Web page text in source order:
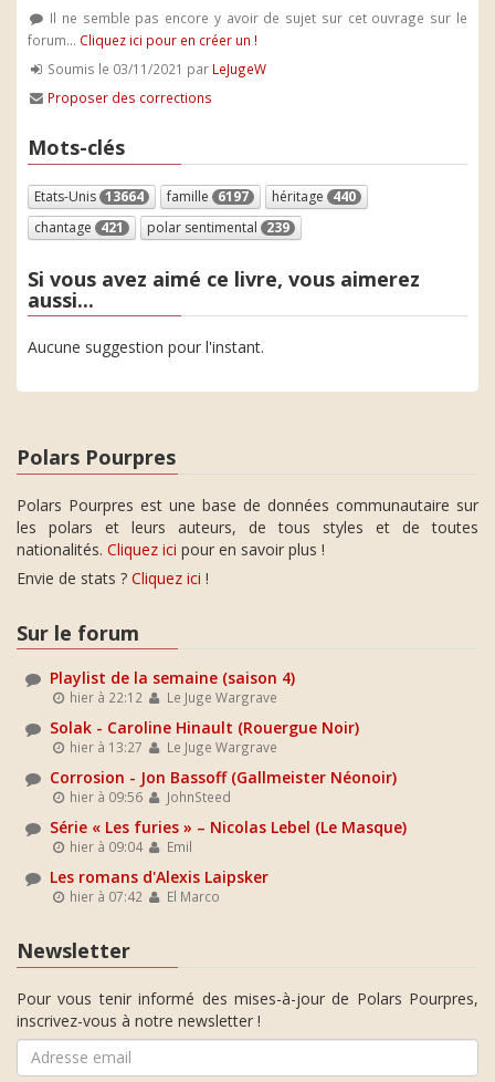
Il ne semble pas encore y avoir de sujet sur cet ouvrage sur le
forum... Cliquez ici pour en créer un !
Soumis le 03/11/2021 par LeJugeW
Proposer des corrections
Mots-clés
Etats-Unis 13664 famille 6197 héritage 440
chantage 421 polar sentimental 239
Si vous avez aimé ce livre, vous aimerez
aussi...
Aucune suggestion pour l'instant.
Polars Pourpres
Polars Pourpres est une base de données communautaire sur
les polars et leurs auteurs, de tous styles et de toutes
nationalités. Cliquez ici pour en savoir plus !
Envie de stats ? Cliquez ici !
Sur le forum
Playlist de la semaine (saison 4)
hier à 22:12 Le Juge Wargrave
Solak - Caroline Hinault (Rouergue Noir)
hier à 13:27 Le Juge Wargrave
Corrosion - Jon Bassoff (Gallmeister Néonoir)
hier à 09:56 JohnSteed
Série « Les furies » – Nicolas Lebel (Le Masque)
hier à 09:04 Emil
Les romans d'Alexis Laipsker
hier à 07:42 El Marco
Newsletter
Pour vous tenir informé des mises-à-jour de Polars Pourpres,
inscrivez-vous à notre newsletter !